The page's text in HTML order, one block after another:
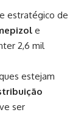
estratégico de
e
2,6 mil
estejam
ser